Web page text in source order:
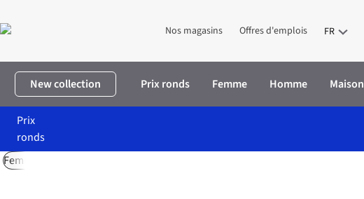
Nos magasins Offres d'emplois FR
New collection Prix ronds Femme Homme Maison
Prix
ronds
Accueil
Femme